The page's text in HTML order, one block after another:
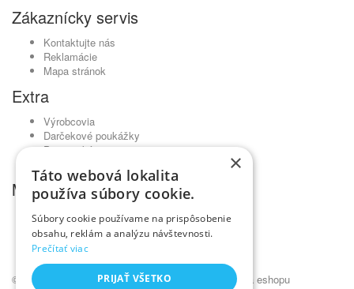
Zákaznícky servis
Kontaktujte nás
Reklamácie
Mapa stránok
Extra
Výrobcovia
Darčekové poukážky
Partnerský program
Môj účet
Môj účet
História objednávok
Obľúbené produkty
Novinky
© Kadernícky veľkoobchod •NajReklama.sk - tvorba eshopu
×
Táto webová lokalita
používa súbory cookie.
Súbory cookie používame na prispôsobenie
obsahu, reklám a analýzu návštevnosti.
Prečítať viac
PRIJAŤ VŠETKO